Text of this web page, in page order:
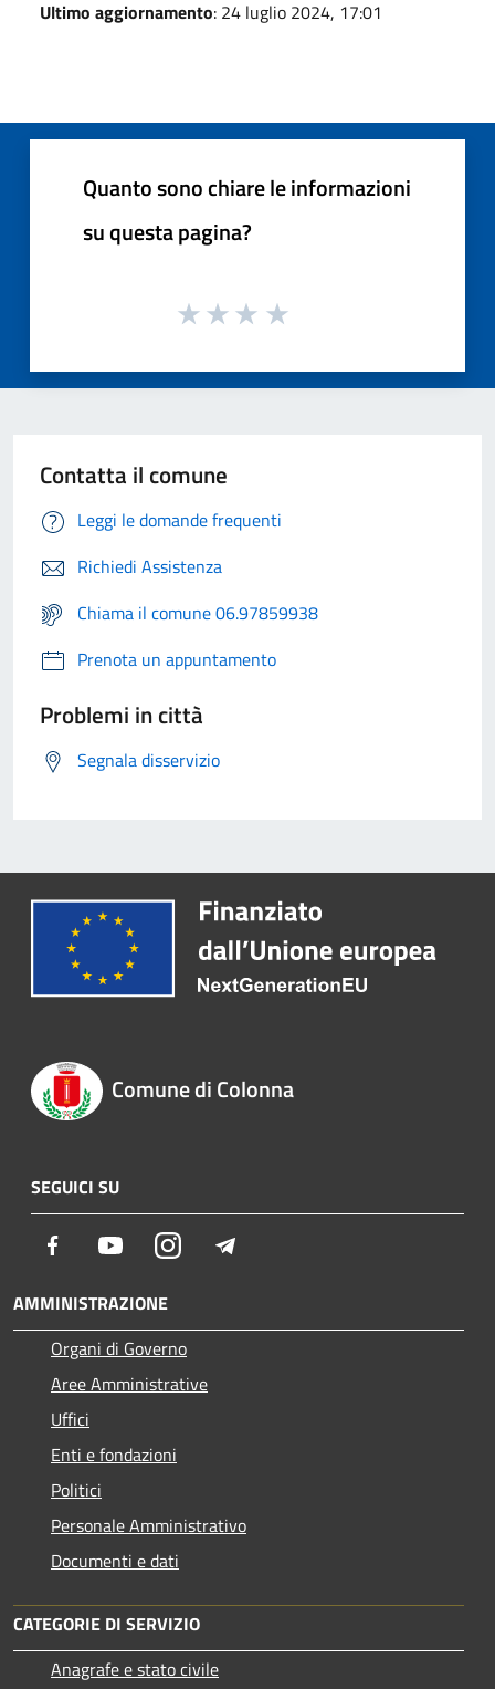
Ultimo aggiornamento: 24 luglio 2024, 17:01
Quanto sono chiare le informazioni
su questa pagina?
Contatta il comune
Leggi le domande frequenti
Richiedi Assistenza
Chiama il comune 06.97859938
Prenota un appuntamento
Problemi in città
Segnala disservizio
Comune di Colonna
SEGUICI SU
Facebook YoutubeInstagram
AMMINISTRAZIONE
Organi di Governo
Aree Amministrative
Uffici
Enti e fondazioni
Politici
Personale Amministrativo
Documenti e dati
CATEGORIE DI SERVIZIO
Anagrafe e stato civile